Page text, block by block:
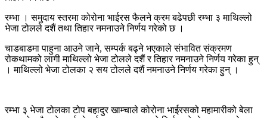
रम्भा । समुदाय स्तरमा कोरोना भाईरस फैलने क्रम बढेपछी रम्भा ३ माथिल्लो
भेजा टोलले दशैं तथा तिहार नमनाउने निर्णय गरेको छ ।
चाडबाडमा पाहुना आउने जाने, सम्पर्क बढ्ने भएकाले संभावित संक्रमण
रोकथामको लागी माथिल्लो भेजा टोलले दशैं र तिहार नमनाउने निर्णय गरेका हुन्
। माथिल्लो भेजा टोलका २ सय टोलले दशैं नमनाउने निर्णय गरेका हुन् ।
रम्भा ३ भेजा टोलका टोप बहादुर खाम्चाले कोरोना भाईरसको महामारीको बेला